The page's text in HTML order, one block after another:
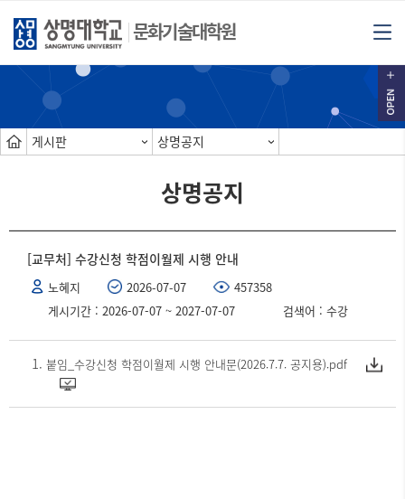
문화기술대학원
게시판 상명공지
상명공지
[교무처] 수강신청 학점이월제 시행 안내
노혜지 2026-07-07
457358
게시기간 : 2026-07-07 ~ 2027-07-07
검색어 : 수강
붙임_수강신청 학점이월제 시행 안내문(2026.7.7. 공지용).pdf